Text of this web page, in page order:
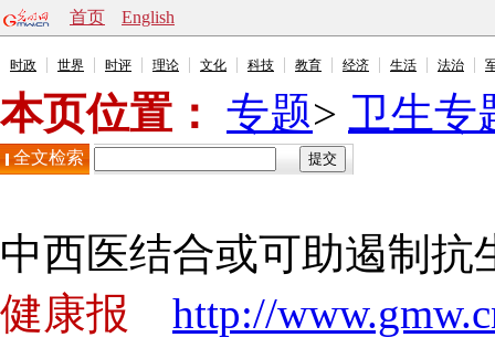
首页 English
时政 世界 时评 理论 文化 科技 教育 经济 生活 法治
本页位置： 专题> 卫生专
全文检索
中西医结合或可助遏制抗
健康报
http://